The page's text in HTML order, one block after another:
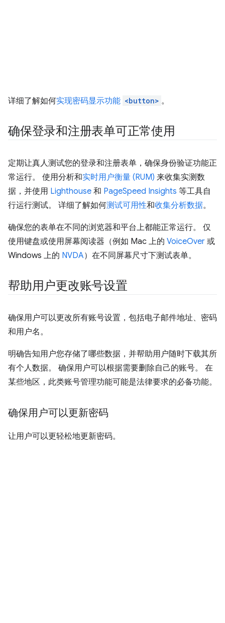
详细了解如何实现密码显示功能 <button> 。
确保登录和注册表单可正常使用
定期让真人测试您的登录和注册表单，确保身份验证功能正
常运行。 使用分析和实时用户衡量 (RUM) 来收集实测数
据，并使用 Lighthouse 和 PageSpeed Insights 等工具自
行运行测试。 详细了解如何测试可用性和收集分析数据。
确保您的表单在不同的浏览器和平台上都能正常运行。 仅
使用键盘或使用屏幕阅读器（例如 Mac 上的 VoiceOver 或
Windows 上的 NVDA）在不同屏幕尺寸下测试表单。
帮助用户更改账号设置
确保用户可以更改所有账号设置，包括电子邮件地址、密码
和用户名。
明确告知用户您存储了哪些数据，并帮助用户随时下载其所
有个人数据。 确保用户可以根据需要删除自己的账号。 在
某些地区，此类账号管理功能可能是法律要求的必备功能。
确保用户可以更新密码
让用户可以更轻松地更新密码。